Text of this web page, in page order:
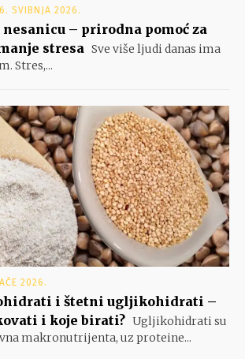
6. SVIBNJA 2026.
nesanicu – prirodna pomoć za
stresa Sve više ljudi danas ima
Stres,...
2026.
i štetni ugljikohidrati –
i koje birati? Ugljikohidrati su
makronutrijenta, uz proteine...